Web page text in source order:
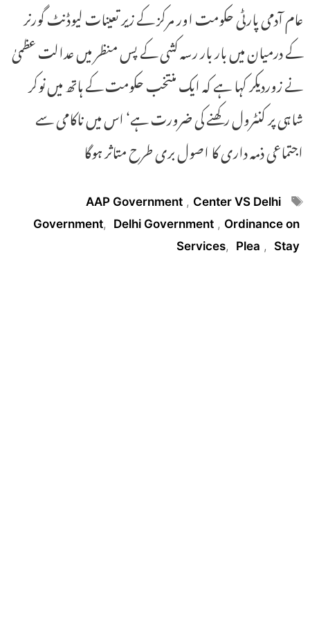
عام آدمی پارٹی حکومت اور مرکز کے زیر تعینات لیوڈنٹ گورنر
کے درمیان میں بار بار رسہ کشی کے پس منظر میں عدالت عظمیٰ
نے زوردیکر کہا ہے کہ ایک منتخب حکومت کے ہاتھ میں نوکر
شاہی پر کنٹرول رکھنے کی ضرورت ہے‘ اس میں ناکامی سے
اجتماعی ذمہ داری کا اصول بری طرح متاثر ہوگا
Tags
AAP Government , Center VS Delhi
Government, Delhi Government , Ordinance on
Services, Plea , Stay